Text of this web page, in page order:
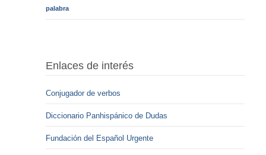
palabra
Enlaces de interés
Conjugador de verbos
Diccionario Panhispánico de Dudas
Fundación del Español Urgente